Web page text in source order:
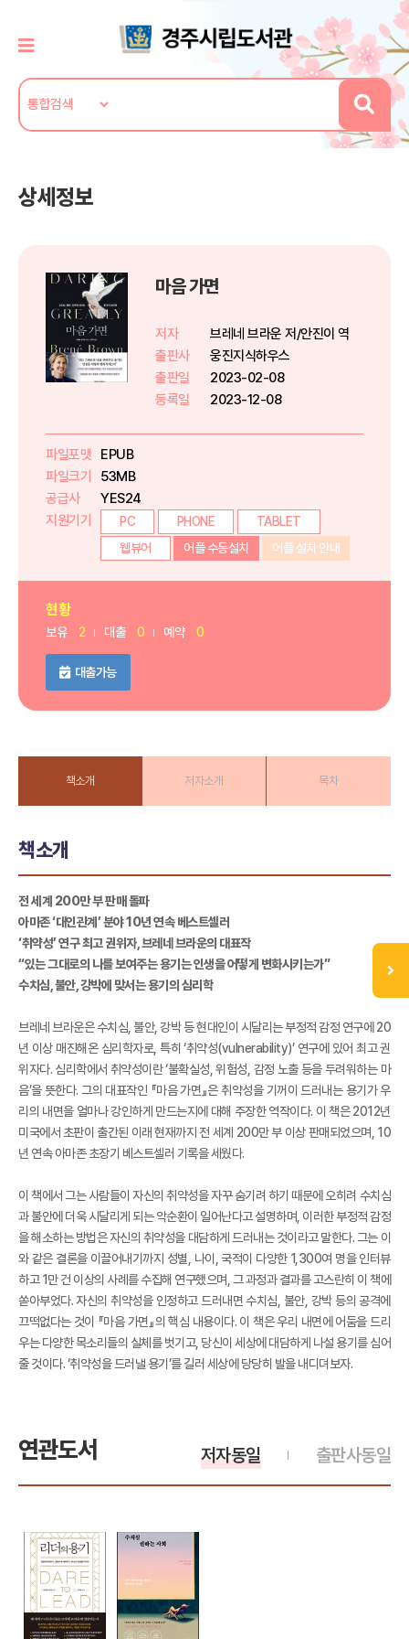
상세정보
마음 가면
저자
브레네 브라운 저/안진이 역
출판사
웅진지식하우스
출판일
2023-02-08
등록일
2023-12-08
파일포맷
EPUB
파일크기
53MB
공급사
YES24
지원기기
PC PHONE
TABLET
웹뷰어
어플 수동설치 어플 설치 안내
현황
보유 2 대출 0 예약 0
대출가능
책소개 저자소개 목차
책소개
전 세계 200만 부 판매 돌파
아마존 ‘대인관계’ 분야 10년 연속 베스트셀러
‘취약성’ 연구 최고 권위자, 브레네 브라운의 대표작
“있는 그대로의 나를 보여주는 용기는 인생을 어떻게 변화시키는가”
수치심, 불안, 강박에 맞서는 용기의 심리학
브레네 브라운은 수치심, 불안, 강박 등 현대인이 시달리는 부정적 감정 연구에 20
년 이상 매진해온 심리학자로, 특히 ‘취약성(vulnerability)’ 연구에 있어 최고 권
위자다. 심리학에서 취약성이란 ‘불확실성, 위험성, 감정 노출 등을 두려워하는 마
음’을 뜻한다. 그의 대표작인 『마음 가면』은 취약성을 기꺼이 드러내는 용기가 우
리의 내면을 얼마나 강인하게 만드는지에 대해 주장한 역작이다. 이 책은 2012년
미국에서 초판이 출간된 이래 현재까지 전 세계 200만 부 이상 판매되었으며, 10
년 연속 아마존 초장기 베스트셀러 기록을 세웠다.
이 책에서 그는 사람들이 자신의 취약성을 자꾸 숨기려 하기 때문에 오히려 수치심
과 불안에 더욱 시달리게 되는 악순환이 일어난다고 설명하며, 이러한 부정적 감정
을 해소하는 방법은 자신의 취약성을 대담하게 드러내는 것이라고 말한다. 그는 이
와 같은 결론을 이끌어내기까지 성별, 나이, 국적이 다양한 1,300여 명을 인터뷰
하고 1만 건 이상의 사례를 수집해 연구했으며, 그 과정과 결과를 고스란히 이 책에
쏟아부었다. 자신의 취약성을 인정하고 드러내면 수치심, 불안, 강박 등의 공격에
끄떡없다는 것이 『마음 가면』의 핵심 내용이다. 이 책은 우리 내면에 어둠을 드리
우는 다양한 목소리들의 실체를 벗기고, 당신이 세상에 대담하게 나설 용기를 심어
줄 것이다. ‘취약성을 드러낼 용기’를 길러 세상에 당당히 발을 내디뎌보자.
연관도서 출판사동일
저자동일